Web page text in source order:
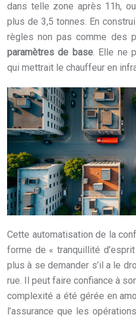
dans telle zone après 11h,
plus de 3,5 tonnes. En
règles non pas comme des
paramètres de base. Elle ne
qui mettrait le chauffeur en
Cette automatisation de la
forme de « tranquillité
plus à se demander s’il a le
rue. Il peut faire confiance à
complexité a été gérée en
l’assurance que les